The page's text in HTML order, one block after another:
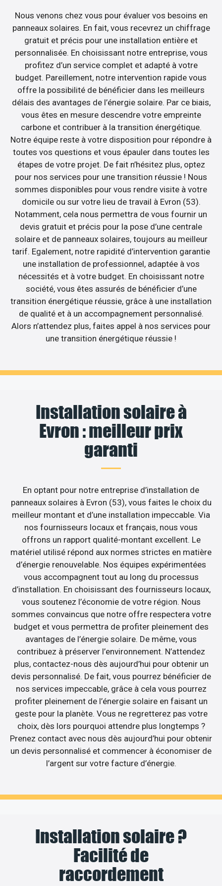
Nous venons chez vous pour évaluer vos besoins en
panneaux solaires. En fait, vous recevrez un chiffrage
gratuit et précis pour une installation entière et
personnalisée. En choisissant notre entreprise, vous
profitez d’un service complet et adapté à votre
budget. Pareillement, notre intervention rapide vous
offre la possibilité de bénéficier dans les meilleurs
délais des avantages de l’énergie solaire. Par ce biais,
vous êtes en mesure descendre votre empreinte
carbone et contribuer à la transition énergétique.
Notre équipe reste à votre disposition pour répondre à
toutes vos questions et vous épauler dans toutes les
étapes de votre projet. De fait n’hésitez plus, optez
pour nos services pour une transition réussie ! Nous
sommes disponibles pour vous rendre visite à votre
domicile ou sur votre lieu de travail à Evron (53).
Notamment, cela nous permettra de vous fournir un
devis gratuit et précis pour la pose d’une centrale
solaire et de panneaux solaires, toujours au meilleur
tarif. Egalement, notre rapidité d’intervention garantie
une installation de professionnel, adaptée à vos
nécessités et à votre budget. En choisissant notre
société, vous êtes assurés de bénéficier d’une
transition énergétique réussie, grâce à une installation
de qualité et à un accompagnement personnalisé.
Alors n’attendez plus, faites appel à nos services pour
une transition énergétique réussie !
Installation solaire à
Evron : meilleur prix
garanti
En optant pour notre entreprise d’installation de
panneaux solaires à Evron (53), vous faites le choix du
meilleur montant et d’une installation impeccable. Via
nos fournisseurs locaux et français, nous vous
offrons un rapport qualité-montant excellent. Le
matériel utilisé répond aux normes strictes en matière
d’énergie renouvelable. Nos équipes expérimentées
vous accompagnent tout au long du processus
d’installation. En choisissant des fournisseurs locaux,
vous soutenez l’économie de votre région. Nous
sommes convaincus que notre offre respectera votre
budget et vous permettra de profiter pleinement des
avantages de l’énergie solaire. De même, vous
contribuez à préserver l’environnement. N’attendez
plus, contactez-nous dès aujourd’hui pour obtenir un
devis personnalisé. De fait, vous pourrez bénéficier de
nos services impeccable, grâce à cela vous pourrez
profiter pleinement de l’énergie solaire en faisant un
geste pour la planète. Vous ne regretterez pas votre
choix, dès lors pourquoi attendre plus longtemps ?
Prenez contact avec nous dès aujourd’hui pour obtenir
un devis personnalisé et commencer à économiser de
l’argent sur votre facture d’énergie.
Installation solaire ?
Facilité de
raccordement